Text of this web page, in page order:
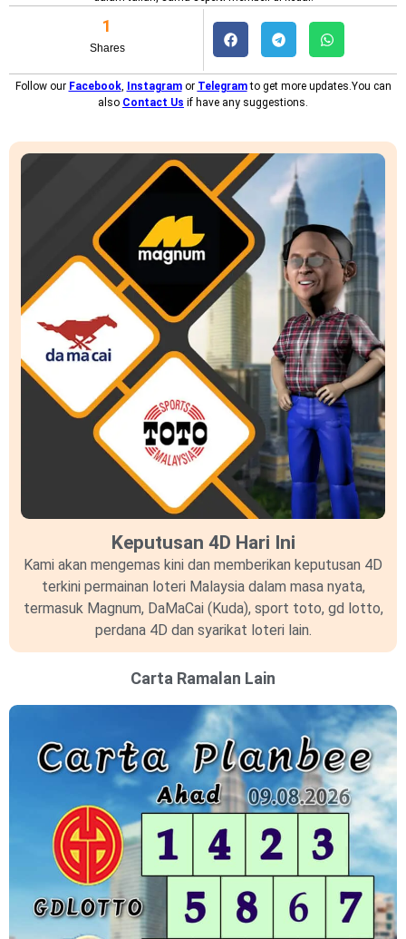
Shares
1
Follow our Facebook, Instagramor Telegramto get more updates.You can
also Contact Us if have any suggestions.
Keputusan 4D Hari Ini
Kami akan mengemas kini dan memberikan keputusan 4D
terkini permainan loteri Malaysia dalam masa nyata,
termasuk Magnum, DaMaCai (Kuda), sport toto, gd lotto,
perdana 4D dan syarikat loteri lain.
Carta Ramalan Lain